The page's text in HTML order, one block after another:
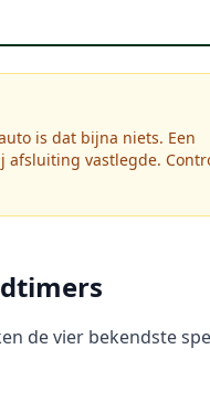
is dat bijna niets. Een
afsluiting vastlegde.
de vier bekendste